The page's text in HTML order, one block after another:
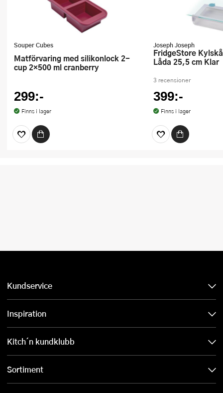
Souper Cubes
Matförvaring med silikonlock 2-
cup 2×500 ml cranberry
299:-
Finns i lager
Joseph Joseph
FridgeStore Kylskåpsförvaring
Låda 25,5 cm Klar
3 recensioner
399:-
Finns i lager
Kundservice
Inspiration
Kitch´n kundklubb
Sortiment